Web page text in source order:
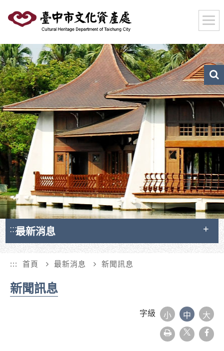
要
內
容
區
塊
:::最新消息
::: 首頁 最新消息 新聞訊息
新聞訊息
字級 小 中 大
友
善
文
化
資
搜
尋